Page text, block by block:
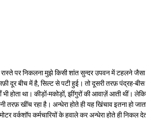
पर निकलना मुझे किसी शांत सुन्दर उपवन में टहलने
दूर बीच में है, सिल्ट से पटी हुई। तो दूसरी तरफ़
भी होता था। कीड़ों-मकोड़ों, झींगुरों की आवाज़ें आती
खींच रहा है। अन्धेरा होते ही यह खिंचाव इतना हो
वर्कशॉप कर्मचारियों के हवाले कर अन्धेरा होते ही निकल